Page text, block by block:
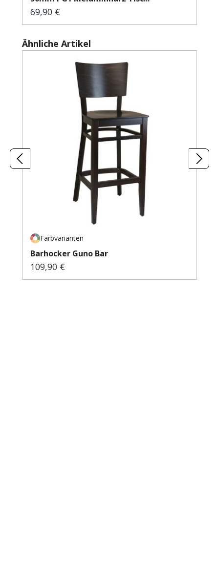
Regulärer Preis:
69,90 €
Produktgalerie überspringen
Ähnliche Artikel
Farbvarianten
Barhocker Guno Bar
Regulärer Preis:
109,90 €